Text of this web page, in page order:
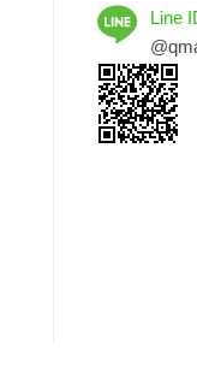
Line